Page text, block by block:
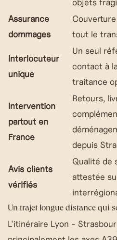
Assurance
dommages
tout le
Interlocuteur
unique
Un seul
contact à
traitance
Intervention
partout en
France
Retours,
depuis
Avis clients
vérifiés
Qualité de
attestée
Un trajet longue distance qui
L'itinéraire Lyon -